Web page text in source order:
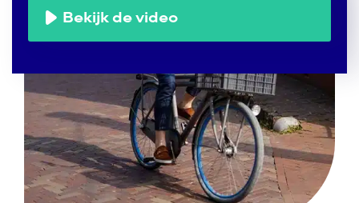
Bekijk de video